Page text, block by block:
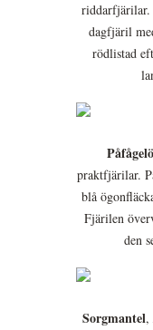
dagfjäril
rödlistad
praktfjärilar.
blå
Fjärilen
den
Sorgmantel,